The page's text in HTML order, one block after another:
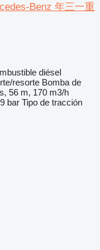
Benz 年三一重
diésel
resorte Bomba de
56 m, 170 m3/h
bar Tipo de tracción